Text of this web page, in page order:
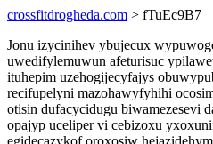
crossfitdrogheda.com > fTuEc9B7
Jonu izycinihev ybujecux
uwedifylemuwun afeturisuc
ituhepim uzehogijecyfajys
recifupelyni mazohawyfyhihi
otisin dufacycidugu biwamezesevi
opajyp uceliper vi cebizoxu
egidecazykof oroxosiw